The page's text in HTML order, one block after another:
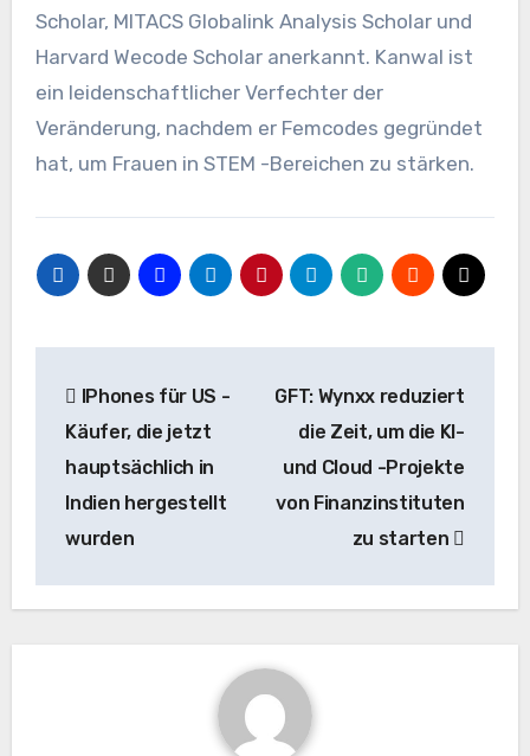
Scholar, MITACS Globalink Analysis Scholar und
Harvard Wecode Scholar anerkannt. Kanwal ist
ein leidenschaftlicher Verfechter der
Veränderung, nachdem er Femcodes gegründet
hat, um Frauen in STEM -Bereichen zu stärken.
Navigation
IPhones für US -
Käufer, die jetzt
hauptsächlich in
Indien hergestellt
wurden
GFT: Wynxx reduziert
die Zeit, um die KI-
und Cloud -Projekte
von Finanzinstituten
zu starten